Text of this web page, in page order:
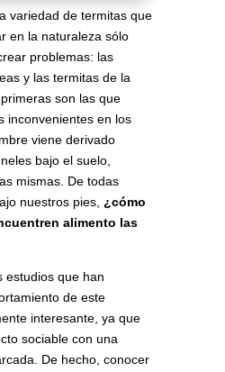
variedad de termitas que
en la naturaleza sólo
problemas: las
y las termitas de la
son las que
inconvenientes en los
viene derivado
bajo el suelo,
mismas. De todas
nuestros pies, ¿cómo
alimento las
estudios que han
de este
interesante, ya que
sociable con una
De hecho, conocer